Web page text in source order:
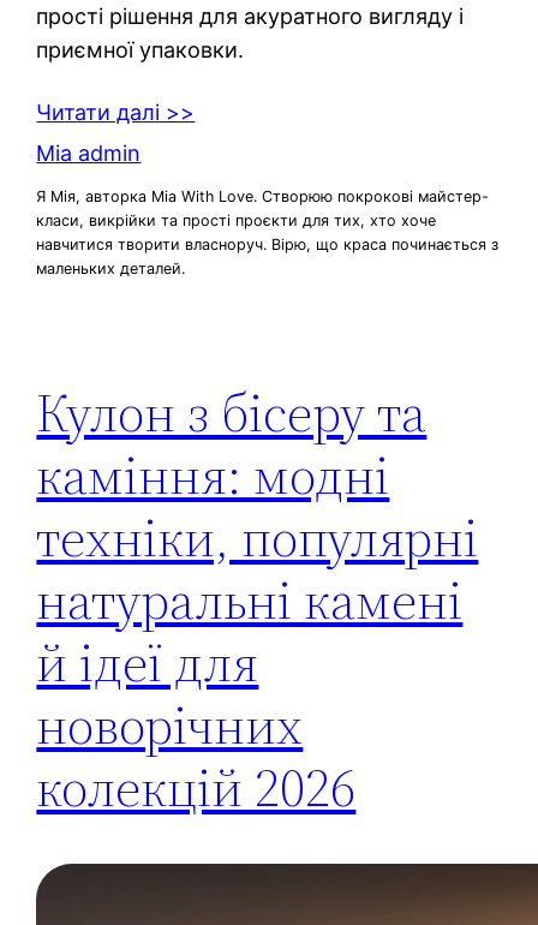
прості рішення для акуратного вигляду і
приємної упаковки.
Читати далі >>
Mia admin
Я Мія, авторка Mia With Love. Створюю покрокові майстер-
класи, викрійки та прості проєкти для тих, хто хоче
навчитися творити власноруч. Вірю, що краса починається з
маленьких деталей.
Кулон з бісеру та
каміння: модні
техніки, популярні
натуральні камені
й ідеї для
новорічних
колекцій 2026